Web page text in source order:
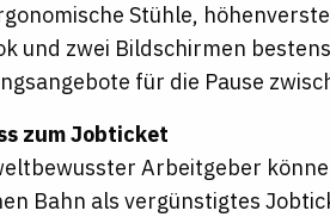
Stühle,
und zwei Bildschirmen
für die Pause
zum Jobticket
Arbeitgeber
Bahn als vergünstigtes